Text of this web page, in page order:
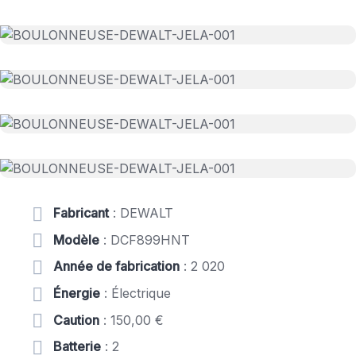
Fabricant: DEWALT
Modèle : DCF899HNT
Année de fabrication : 2 020
Énergie : Électrique
Caution : 150,00 €
Batterie : 2